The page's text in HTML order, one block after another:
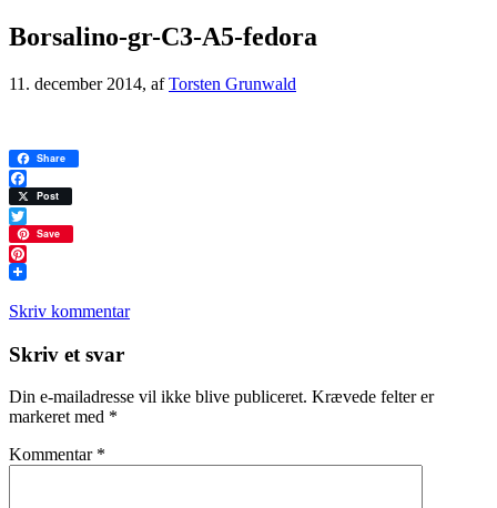
Borsalino-gr-C3-A5-fedora
11. december 2014, afTorsten Grunwald
Share
Facebook
Post
Twitter
Save
Pinterest
Skriv kommentar
Læserinteraktioner
Skriv et svar
Din e-mailadresse vil ikke blive publiceret. Krævede felter er
markeret med *
Kommentar *